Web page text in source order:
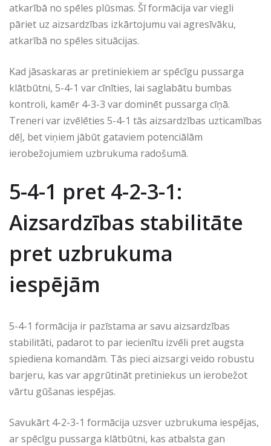
atkarībā no spēles plūsmas. Šī formācija var viegli
pāriet uz aizsardzības izkārtojumu vai agresīvāku,
atkarībā no spēles situācijas.
Kad jāsaskaras ar pretiniekiem ar spēcīgu pussarga
klātbūtni, 5-4-1 var cīnīties, lai saglabātu bumbas
kontroli, kamēr 4-3-3 var dominēt pussarga cīņā.
Treneri var izvēlēties 5-4-1 tās aizsardzības uzticamības
dēļ, bet viņiem jābūt gataviem potenciālām
ierobežojumiem uzbrukuma radošumā.
5-4-1 pret 4-2-3-1:
Aizsardzības stabilitāte
pret uzbrukuma
iespējām
5-4-1 formācija ir pazīstama ar savu aizsardzības
stabilitāti, padarot to par iecienītu izvēli pret augsta
spiediena komandām. Tās pieci aizsargi veido robustu
barjeru, kas var apgrūtināt pretiniekus un ierobežot
vārtu gūšanas iespējas.
Savukārt 4-2-3-1 formācija uzsver uzbrukuma iespējas,
ar spēcīgu pussarga klātbūtni, kas atbalsta gan